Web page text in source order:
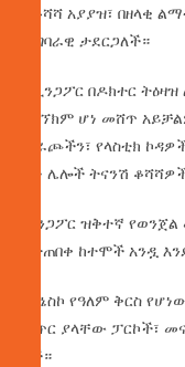
በቆሻሻ አያያዝ፣ በዘላቂ
ተግባራዊ ታደርጋለች።
በሲንጋፖር በዶክተር
ማኘክም ሆነ መሸጥ
ቁራጮችን፣ የላስቲክ
ሆነ ሌሎች ትናንሽ
ሲንጋፖር ዝቅተኛ
የተጠበቀ ከተሞች አንዷ
በዩኔስኮ የዓለም ቅርስ
ቁጥር ያላቸው ፓርኮች፣
ነች።